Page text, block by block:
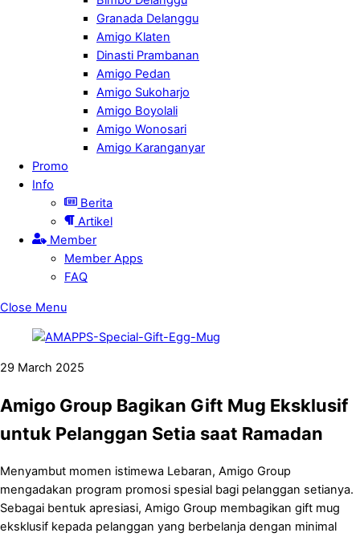
Granada Delanggu
Amigo Klaten
Dinasti Prambanan
Amigo Pedan
Amigo Sukoharjo
Amigo Boyolali
Amigo Wonosari
Amigo Karanganyar
Promo
Info
Berita
Artikel
Member
Member Apps
FAQ
Close Menu
29 March 2025
Amigo Group Bagikan Gift Mug Eksklusif
untuk Pelanggan Setia saat Ramadan
Menyambut momen istimewa Lebaran, Amigo Group
mengadakan program promosi spesial bagi pelanggan setianya.
Sebagai bentuk apresiasi, Amigo Group membagikan gift mug
eksklusif kepada pelanggan yang berbelanja dengan minimal